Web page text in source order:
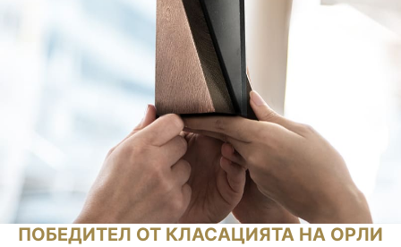
ПОБЕДИТЕЛ ОТ КЛАСАЦИЯТА НА ОРЛИ